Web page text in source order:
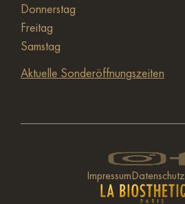
Donnerstag
Freitag
Samstag
Aktuelle Sonderöffnungszeiten
ImpressumDatenschutz